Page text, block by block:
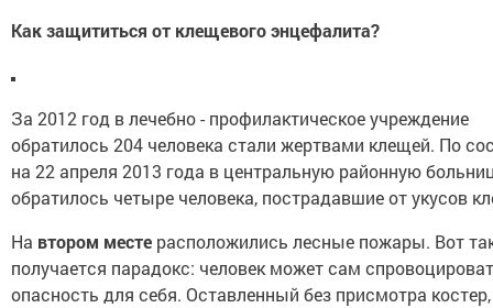
Как защититься от клещевого энцефалита?
За 2012 год в лечебно - профилактическое учреждение
обратилось 204 человека стали жертвами клещей. По
на 22 апреля 2013 года в центральную районную
обратилось четыре человека, пострадавшие от укусов
На втором месте расположились лесные пожары. Вот
получается парадокс: человек может сам
опасность для себя. Оставленный без присмотра костер,